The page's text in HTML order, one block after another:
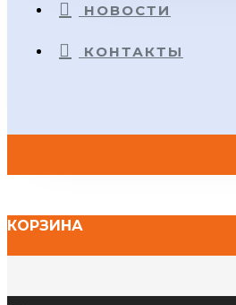
НОВОСТИ
КОНТАКТЫ
КОРЗИНА